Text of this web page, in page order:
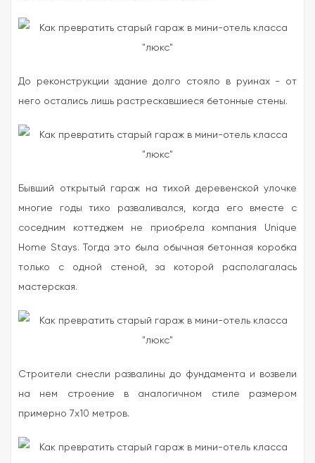
До реконструкции здание долго стояло в руинах - от
него остались лишь растрескавшиеся бетонные стены.
Бывший открытый гараж на тихой деревенской улочке
многие годы тихо разваливался, когда его вместе с
соседним коттеджем не приобрела компания Unique
Home Stays. Тогда это была обычная бетонная коробка
только с одной стеной, за которой располагалась
мастерская.
Строители снесли развалины до фундамента и возвели
на нем строение в аналогичном стиле размером
примерно 7х10 метров.